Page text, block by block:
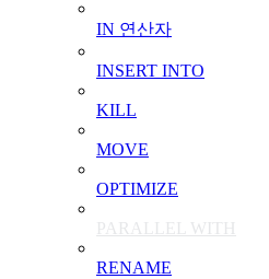
IN 연산자
INSERT INTO
KILL
MOVE
OPTIMIZE
PARALLEL WITH
RENAME